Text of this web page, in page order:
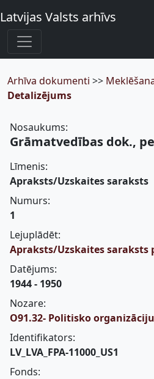
Latvijas Valsts arhīvs
Arhīva dokumenti >>
Detalizējums
Nosaukums:
Grāmatvedības dok.,
Līmenis:
Apraksts/Uzskaites saraksts
Numurs:
1
Lejuplādēt:
Apraksts/Uzskaites saraksts
Datējums:
1944 - 1950
Nozare:
O91.32- Politisko
Identifikators:
LV_LVA_FPA-11000_US1
Fonds: